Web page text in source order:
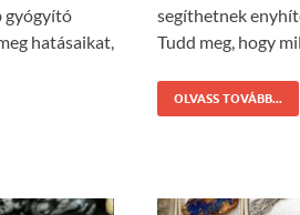
gyógyító
hatásaikat,
segíthetnek
Tudd meg, hogy
OLVASS TOVÁBB...